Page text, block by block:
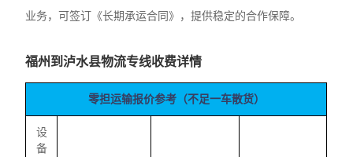
业务，可签订《长期承运合同》，提供稳定的合作保障。
福州到泸水县物流专线收费详情
零担运输报价参考（不足一车散货）
设
备